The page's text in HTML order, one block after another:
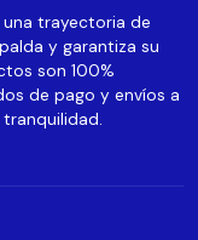
una trayectoria de
y garantiza su
son 100%
de pago y envíos a